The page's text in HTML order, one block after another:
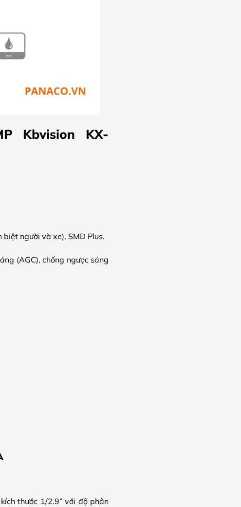
Kbvision KX-
người và xe), SMD Plus.
(AGC), chống ngược sáng
thước 1/2.9” với độ phân